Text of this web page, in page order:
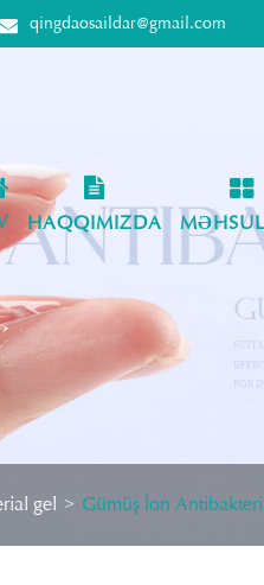
qingdaosaildar@gmail.com
HAQQIMIZDA
gel Gümüş İon